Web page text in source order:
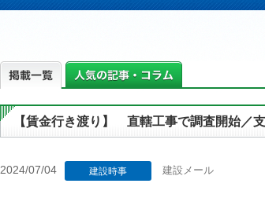
【賃金行き渡り】 直轄工事で調査開始／
2024/07/04 建設時事 建設メール